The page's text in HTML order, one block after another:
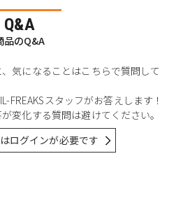
Q&A
品のQ&A
気になることはこちらで質問して
FREAKSスタッフがお答えします！
変化する質問は避けてください。
ログインが必要です